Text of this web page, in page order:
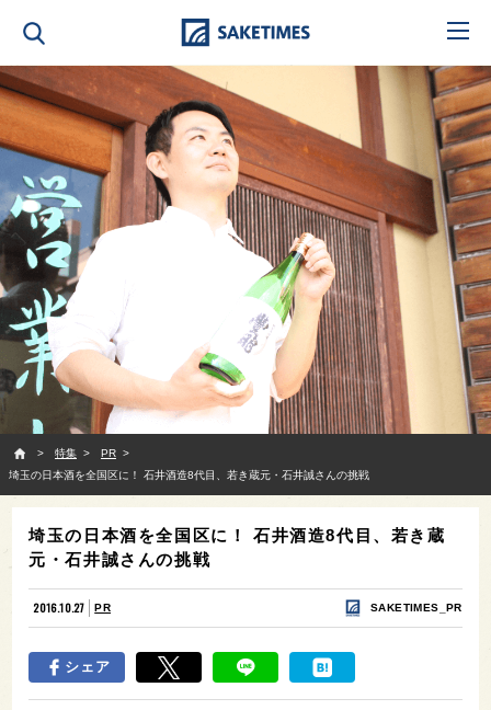
特集
PR
埼玉の日本酒を全国区に！ 石井酒造8代目、若き蔵元・石井誠さんの挑戦
埼玉の日本酒を全国区に！ 石井酒造8代目、若き蔵
元・石井誠さんの挑戦
2016.10.27 PR SAKETIMES_PR
シェア